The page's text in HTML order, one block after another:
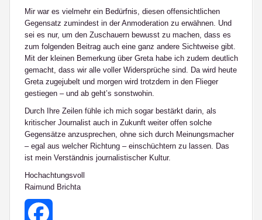
Mir war es vielmehr ein Bedürfnis, diesen offensichtlichen
Gegensatz zumindest in der Anmoderation zu erwähnen. Und
sei es nur, um den Zuschauern bewusst zu machen, dass es
zum folgenden Beitrag auch eine ganz andere Sichtweise gibt.
Mit der kleinen Bemerkung über Greta habe ich zudem deutlich
gemacht, dass wir alle voller Widersprüche sind. Da wird heute
Greta zugejubelt und morgen wird trotzdem in den Flieger
gestiegen – und ab geht’s sonstwohin.
Durch Ihre Zeilen fühle ich mich sogar bestärkt darin, als
kritischer Journalist auch in Zukunft weiter offen solche
Gegensätze anzusprechen, ohne sich durch Meinungsmacher
– egal aus welcher Richtung – einschüchtern zu lassen. Das
ist mein Verständnis journalistischer Kultur.
Hochachtungsvoll
Raimund Brichta